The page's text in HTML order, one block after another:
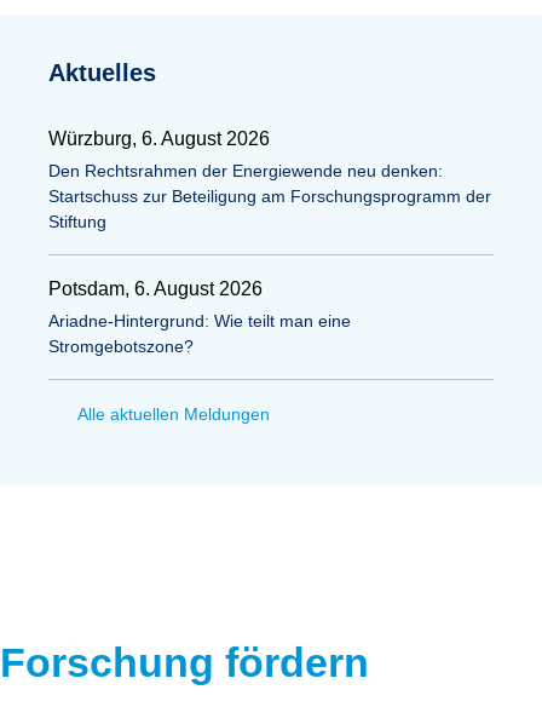
Aktuelles
Würzburg, 6. August 2026
Den Rechtsrahmen der Energiewende neu denken:
Startschuss zur Beteiligung am Forschungsprogramm der
Stiftung
Potsdam, 6. August 2026
Ariadne-Hintergrund: Wie teilt man eine
Stromgebotszone?
Alle aktuellen Meldungen
Forschung fördern